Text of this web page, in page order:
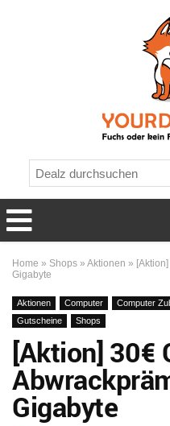
Home » Shops » Aktionen »
Gigabyte
Aktionen Computer Computer
Gutscheine
Shops
[Aktion] 30€
Gigabyte